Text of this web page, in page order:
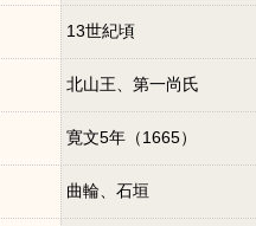
13世紀頃
北山王、第一尚氏
寛文5年（1665）
曲輪、石垣